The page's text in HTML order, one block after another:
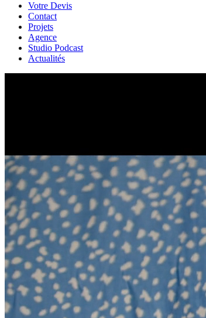
Votre Devis
Contact
Projets
Agence
Studio Podcast
Actualités